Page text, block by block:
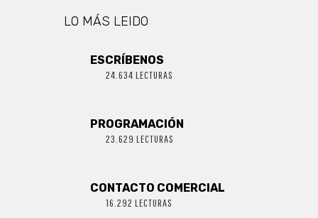
LO MÁS LEIDO
ESCRÍBENOS
24.634 LECTURAS
PROGRAMACIÓN
23.629 LECTURAS
CONTACTO COMERCIAL
16.292 LECTURAS